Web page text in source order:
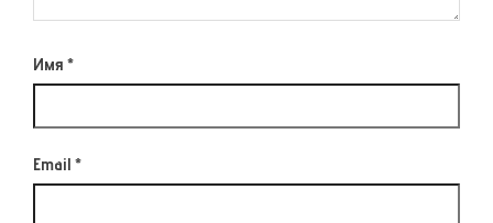
Имя *
Email *